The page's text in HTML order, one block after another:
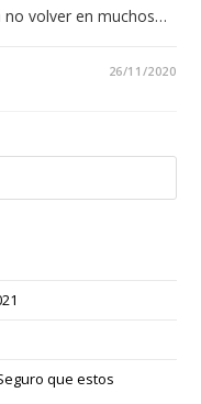
no volver en muchos…
26/11/2020
que estos